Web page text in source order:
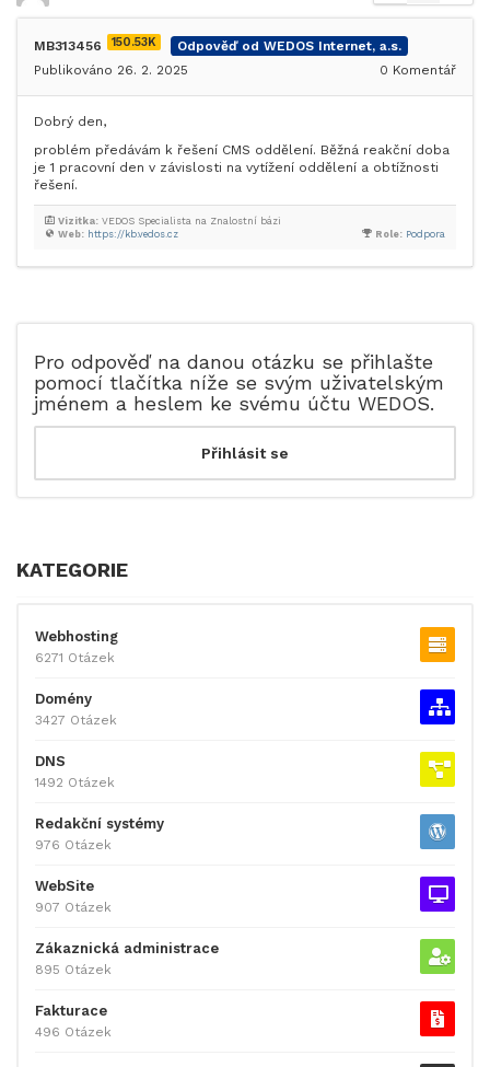
MB313456 150.53K
Odpověď od WEDOS Internet, a.s.
Publikováno 26. 2. 2025
0 Komentář
Dobrý den,
problém předávám k řešení CMS oddělení. Běžná reakční doba
je 1 pracovní den v závislosti na vytížení oddělení a obtížnosti
řešení.
Role: Podpora
Web: https://kb.vedos.cz
Vizitka: VEDOS Specialista na Znalostní bázi
Pro odpověď na danou otázku se přihlašte
pomocí tlačítka níže se svým uživatelským
jménem a heslem ke svému účtu WEDOS.
KATEGORIE
Webhosting
6271 Otázek
Domény
3427 Otázek
DNS
1492 Otázek
Redakční systémy
976 Otázek
WebSite
907 Otázek
Zákaznická administrace
895 Otázek
Fakturace
496 Otázek